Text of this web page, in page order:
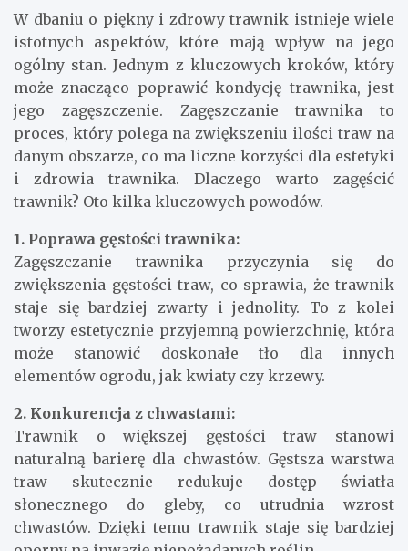
W dbaniu o piękny i zdrowy trawnik istnieje wiele
istotnych aspektów, które mają wpływ na jego
ogólny stan. Jednym z kluczowych kroków, który
może znacząco poprawić kondycję trawnika, jest
jego zagęszczenie. Zagęszczanie trawnika to
proces, który polega na zwiększeniu ilości traw na
danym obszarze, co ma liczne korzyści dla estetyki
i zdrowia trawnika. Dlaczego warto zagęścić
trawnik? Oto kilka kluczowych powodów.
1. Poprawa gęstości trawnika:
Zagęszczanie trawnika przyczynia się do
zwiększenia gęstości traw, co sprawia, że trawnik
staje się bardziej zwarty i jednolity. To z kolei
tworzy estetycznie przyjemną powierzchnię, która
może stanowić doskonałe tło dla innych
elementów ogrodu, jak kwiaty czy krzewy.
2. Konkurencja z chwastami:
Trawnik o większej gęstości traw stanowi
naturalną barierę dla chwastów. Gęstsza warstwa
traw skutecznie redukuje dostęp światła
słonecznego do gleby, co utrudnia wzrost
chwastów. Dzięki temu trawnik staje się bardziej